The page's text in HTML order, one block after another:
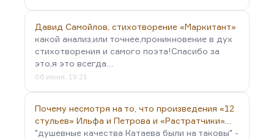
Давид Самойлов, стихотворение «Маркитант»
какой анализ,или точнее,проникновение в дух
стихотворения и самого поэта!Спасибо за
это,я это всегда…
06 июня, 19:21
Почему несмотря на то, что произведения «12
стульев» Ильфа и Петрова и «Растратчики»…
"душевные качества Катаева были на таковы" -